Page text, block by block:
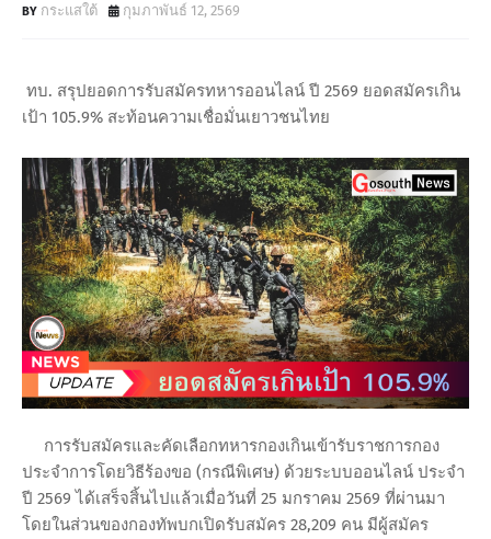
กระแสใต้ กุมภาพันธ์ 12, 2569
ทบ. สรุปยอดการรับสมัครทหารออนไลน์ ปี 2569 ยอดสมัครเกิน
เป้า 105.9% สะท้อนความเชื่อมั่นเยาวชนไทย
การรับสมัครและคัดเลือกทหารกองเกินเข้ารับราชการกอง
ประจำการโดยวิธีร้องขอ (กรณีพิเศษ) ด้วยระบบออนไลน์ ประจำ
ปี 2569 ได้เสร็จสิ้นไปแล้วเมื่อวันที่ 25 มกราคม 2569 ที่ผ่านมา
โดยในส่วนของกองทัพบกเปิดรับสมัคร 28,209 คน มีผู้สมัคร